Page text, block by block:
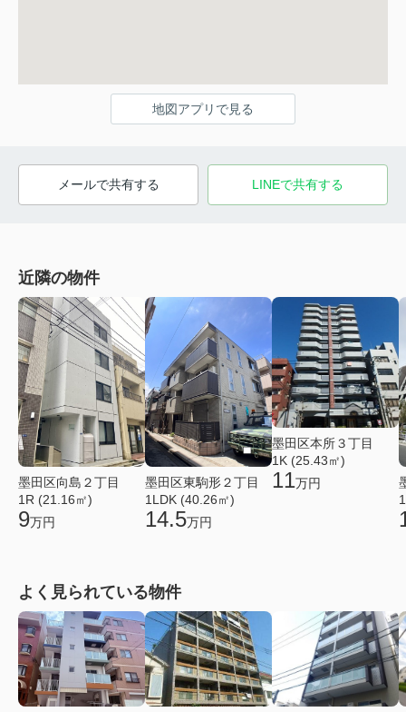
地図アプリで見る
メールで共有する LINEで共有する
近隣の物件
墨田区向島２丁目
1R (21.16㎡)
9万円
墨田区東駒形２丁目
1LDK (40.26㎡)
14.5万円
墨田区本所３丁目
1K (25.43㎡)
11万円
よく見られている物件